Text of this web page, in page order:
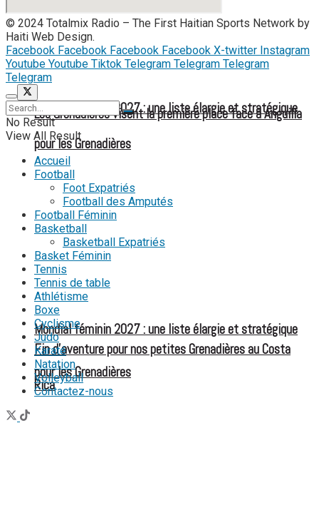
Les Grenadières visent la première place face à Anguilla
Mondial féminin 2027 : une liste élargie et stratégique
pour les Grenadières
Mondial féminin 2027 : une liste élargie et stratégique
pour les Grenadières
Fin d’aventure pour nos petites Grenadières au Costa
Rica
© 2024 Totalmix Radio – The First Haitian Sports Network by
Haiti Web Design.
Facebook Facebook Facebook Facebook X-twitter Instagram
Youtube Youtube Tiktok Telegram Telegram Telegram
Telegram
No Result
View All Result
Accueil
Football
Foot Expatriés
Football des Amputés
Football Féminin
Basketball
Basketball Expatriés
Basket Féminin
Tennis
Tennis de table
Athlétisme
Boxe
Cyclisme
Judo
Karaté
Natation
Volleyball
Contactez-nous